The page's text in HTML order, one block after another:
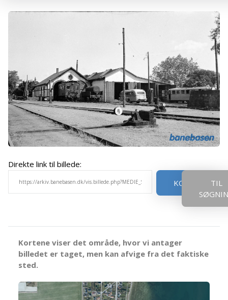
Direkte link til billede:
KOPIER
TIL
Kortene viser det område, hvor vi antager
billedet er taget, men kan afvige fra det faktiske
sted.